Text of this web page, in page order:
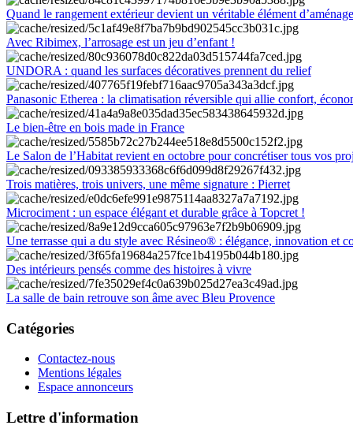
Quand le rangement extérieur devient un véritable élément
Avec Ribimex, l’arrosage est un jeu d’enfant !
UNDORA : quand les surfaces décoratives prennent du relief
Panasonic Etherea : la climatisation réversible qui allie confort,
Le bien-être en bois made in France
Le Salon de l’Habitat revient en octobre pour concrétiser tous vos
Trois matières, trois univers, une même signature : Pierret
Microciment : un espace élégant et durable grâce à Topcret !
Une terrasse qui a du style avec Résineo® : élégance, innovation et
Des intérieurs pensés comme des histoires à vivre
La salle de bain retrouve son âme avec Bleu Provence
Catégories
Contactez-nous
Mentions légales
Espace annonceurs
Lettre d'information